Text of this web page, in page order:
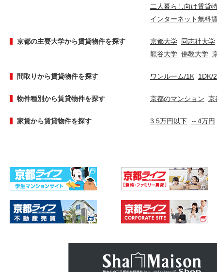
二人暮らし向け賃貸
インターネット無料
京都の主要大学から賃貸物件を探す 京都大学 同志社大学
龍谷大学 佛教大学
間取りから賃貸物件を探す ワンルーム/1K 1DK/
物件種別から賃貸物件を探す 京都のマンション 京
家賃から賃貸物件を探す 3.5万円以下 ～4万円